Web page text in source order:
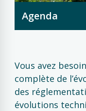
Agenda
Vous avez
complète de
des
évolutions